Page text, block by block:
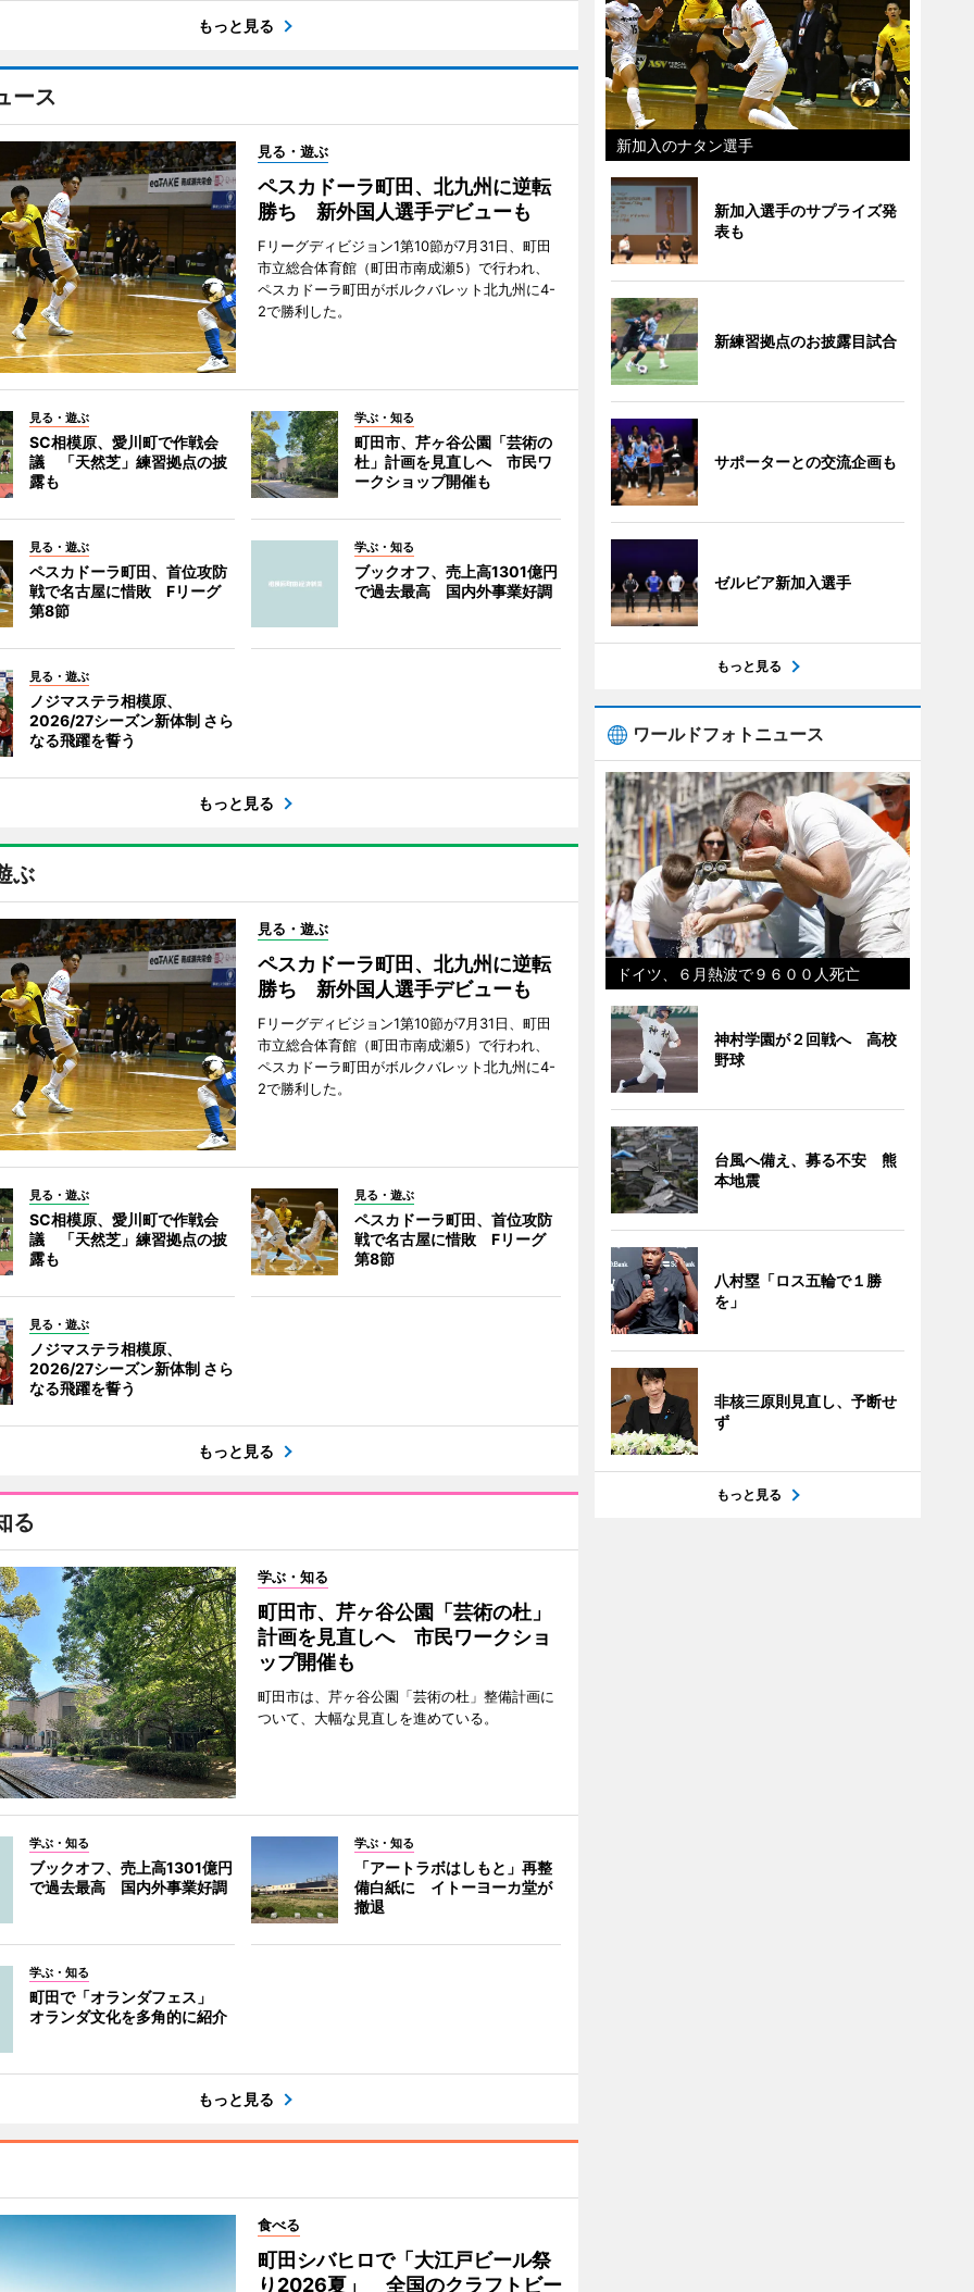
もっと見る
ース
見る・遊ぶ
ペスカドーラ町田、北九州に逆転
勝ち 新外国人選手デビューも
Fリーグディビジョン1第10節が7月31日、町田
市立総合体育館（町田市南成瀬5）で行われ、
ペスカドーラ町田がボルクバレット北九州に4-
2で勝利した。
見る・遊ぶ
SC相模原、愛川町で作戦会
議 「天然芝」練習拠点の披
露も
学ぶ・知る
町田市、芹ヶ谷公園「芸術の
杜」計画を見直しへ 市民ワ
ークショップ開催も
見る・遊ぶ
ペスカドーラ町田、首位攻防
戦で名古屋に惜敗 Fリーグ
第8節
学ぶ・知る
ブックオフ、売上高1301億円
で過去最高 国内外事業好調
見る・遊ぶ
ノジマステラ相模原、
2026/27シーズン新体制 さら
なる飛躍を誓う
もっと見る
ぶ
見る・遊ぶ
ペスカドーラ町田、北九州に逆転
勝ち 新外国人選手デビューも
Fリーグディビジョン1第10節が7月31日、町田
市立総合体育館（町田市南成瀬5）で行われ、
ペスカドーラ町田がボルクバレット北九州に4-
2で勝利した。
見る・遊ぶ
SC相模原、愛川町で作戦会
議 「天然芝」練習拠点の披
露も
見る・遊ぶ
ペスカドーラ町田、首位攻防
戦で名古屋に惜敗 Fリーグ
第8節
見る・遊ぶ
ノジマステラ相模原、
2026/27シーズン新体制 さら
なる飛躍を誓う
もっと見る
る
学ぶ・知る
町田市、芹ヶ谷公園「芸術の杜」
計画を見直しへ 市民ワークショ
ップ開催も
町田市は、芹ヶ谷公園「芸術の杜」整備計画に
ついて、大幅な見直しを進めている。
学ぶ・知る
ブックオフ、売上高1301億円
で過去最高 国内外事業好調
学ぶ・知る
「アートラボはしもと」再整
備白紙に イトーヨーカ堂が
撤退
学ぶ・知る
町田で「オランダフェス」
オランダ文化を多角的に紹介
もっと見る
食べる
町田シバヒロで「大江戸ビール祭
り2026夏」 全国のクラフトビー
新加入のナタン選手
新加入選手のサプライズ発
表も
新練習拠点のお披露目試合
サポーターとの交流企画も
ゼルビア新加入選手
もっと見る
ワールドフォトニュース
ドイツ、６月熱波で９６００人死亡
神村学園が２回戦へ 高校
野球
台風へ備え、募る不安 熊
本地震
八村塁「ロス五輪で１勝
を」
非核三原則見直し、予断せ
ず
もっと見る